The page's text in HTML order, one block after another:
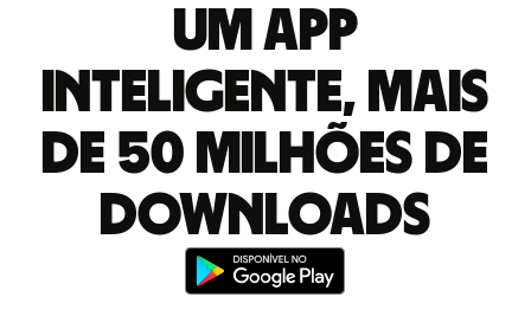
Um app
inteligente, mais
de 50 milhões de
downloads